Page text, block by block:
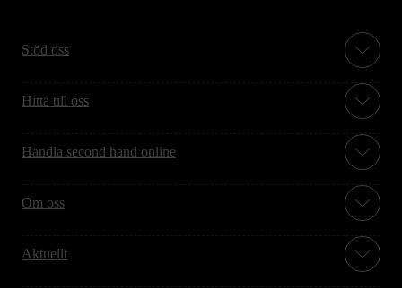
Stöd oss
Hitta till oss
Handla second hand online
Om oss
Aktuellt